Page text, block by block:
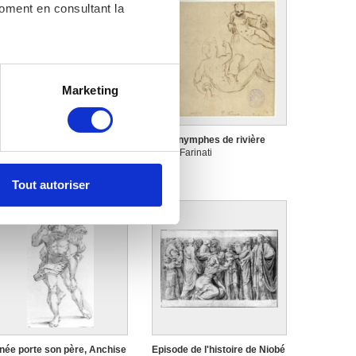
en consultant la
à plusieurs mètres près
informations que
Marketing
Tout autoriser
italienne
Deux nymphes de rivière
Paolo Farinati
porte son père, Anchise
Episode de l'histoire de Niobé